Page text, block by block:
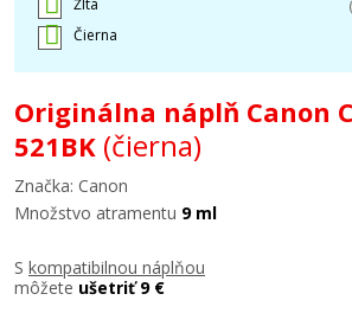
Žltá
Čierna
Originálna náplň Canon
521BK (čierna)
Značka: Canon
Množstvo atramentu 9 ml
S kompatibilnou náplňou
môžete ušetriť 9 €